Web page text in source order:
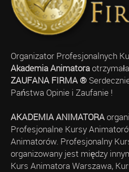
Organizator Profesjonalnych
Akademia Animatora
ZAUFANA FIRMA ®
Państwa Opinie i Zaufanie !
AKADEMIA ANIMATORA
Profesjonalne Kursy
Animatorów. Profesjonalny
organizowany jest między
Kurs Animatora Warszawa,